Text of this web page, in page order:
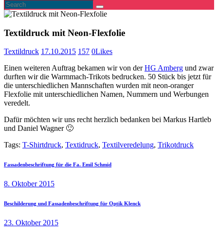
Textildruck mit Neon-Flexfolie
Textildruck 17.10.2015 157 0Likes
Einen weiteren Auftrag bekamen wir von derHG Amberg und zwar
durften wir die Warmmach-Trikots bedrucken. 50 Stück bis jetzt für
die unterschiedlichen Mannschaften wurden mit neon-oranger
Flexfolie mit unterschiedlichen Namen, Nummern und Werbungen
veredelt.
Dafür möchten wir uns recht herzlich bedanken bei Markus Hartleb
und Daniel Wagner 🙂
Tags: T-Shirtdruck, Textidruck, Textilveredelung‬, Trikotdruck
Beitragsnavigation
Previous
Fassadenbeschriftung für die Fa. Emil Schmid
8. Oktober 2015
Next
Beschilderung und Fassadenbeschriftung für Optik Klenck
23. Oktober 2015